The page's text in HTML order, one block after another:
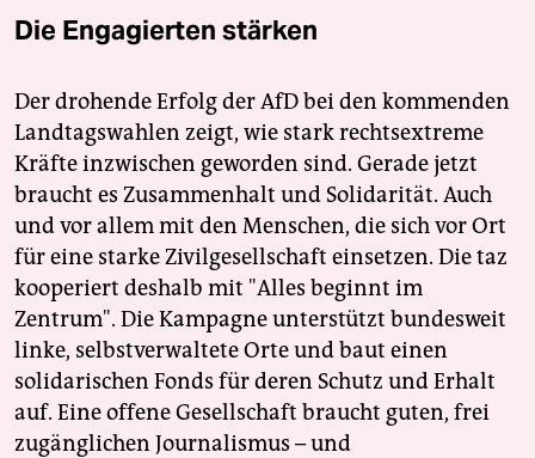
Die Engagierten stärken
Der drohende Erfolg der AfD bei den kommenden
Landtagswahlen zeigt, wie stark rechtsextreme
Kräfte inzwischen geworden sind. Gerade jetzt
braucht es Zusammenhalt und Solidarität. Auch
und vor allem mit den Menschen, die sich vor Ort
für eine starke Zivilgesellschaft einsetzen. Die taz
kooperiert deshalb mit "Alles beginnt im
Zentrum". Die Kampagne unterstützt bundesweit
linke, selbstverwaltete Orte und baut einen
solidarischen Fonds für deren Schutz und Erhalt
auf. Eine offene Gesellschaft braucht guten, frei
zugänglichen Journalismus – und